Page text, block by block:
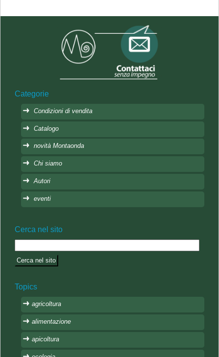
Categorie
Condizioni di vendita
Catalogo
novità Montaonda
Chi siamo
Autori
eventi
Cerca nel sito
Topics
agricoltura
alimentazione
apicoltura